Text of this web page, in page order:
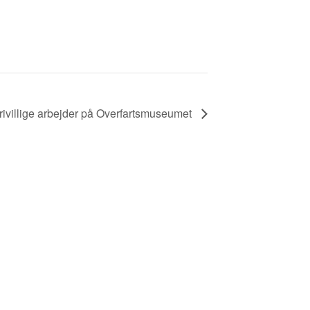
arbejder på Overfartsmuseumet